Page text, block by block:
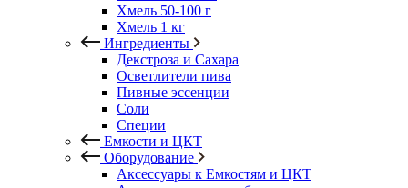
Хмель 50-100 г
Хмель 1 кг
Ингредиенты
Декстроза и Сахара
Осветлители пива
Пивные эссенции
Соли
Специи
Емкости и ЦКТ
Оборудование
Аксессуары к Емкостям и ЦКТ